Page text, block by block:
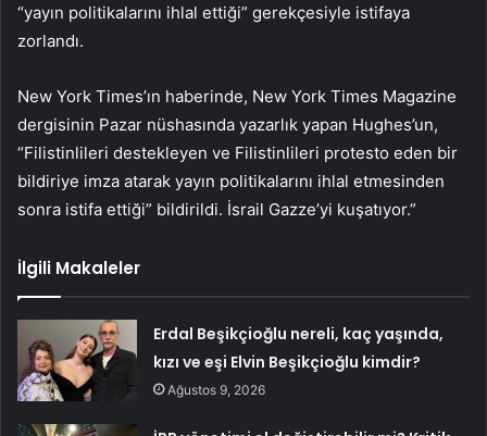
“yayın politikalarını ihlal ettiği” gerekçesiyle istifaya
zorlandı.
New York Times’ın haberinde, New York Times Magazine
dergisinin Pazar nüshasında yazarlık yapan Hughes’un,
“Filistinlileri destekleyen ve Filistinlileri protesto eden bir
bildiriye imza atarak yayın politikalarını ihlal etmesinden
sonra istifa ettiği” bildirildi. İsrail Gazze’yi kuşatıyor.”
İlgili Makaleler
Erdal Beşikçioğlu nereli, kaç yaşında,
kızı ve eşi Elvin Beşikçioğlu kimdir?
Ağustos 9, 2026